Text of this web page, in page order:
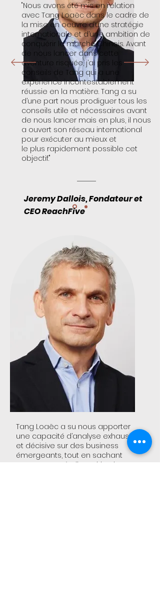
"Nous avons été mis en relation
avec Tang Loaëc dans le cadre de
la mise en oeuvre d’une stratégie
internationale et d’une ambition de
conquérir le marché Chinois. Avant
de nous lancer dans cette
aventure risquée, j’ai pris les
conseils de Tang qui a une
expérience incontestablement
réussie en la matière. Tang a su
d’une part nous prodiguer tous les
conseils utile ​et nécessaires avant
de nous lancer mais en plus, il nous
a ouvert son réseau international
pour exécuter au mieux et
le plus rapidement possible cet
objectif."
Jeremy Dallois, Fondateur et
CEO ReachFive
Tang Loaëc a su nous apporter
une capacité d’analyse exhaustive
et décisive sur des business
émergeants, tout en sachant
​ nous mettre à disposition les